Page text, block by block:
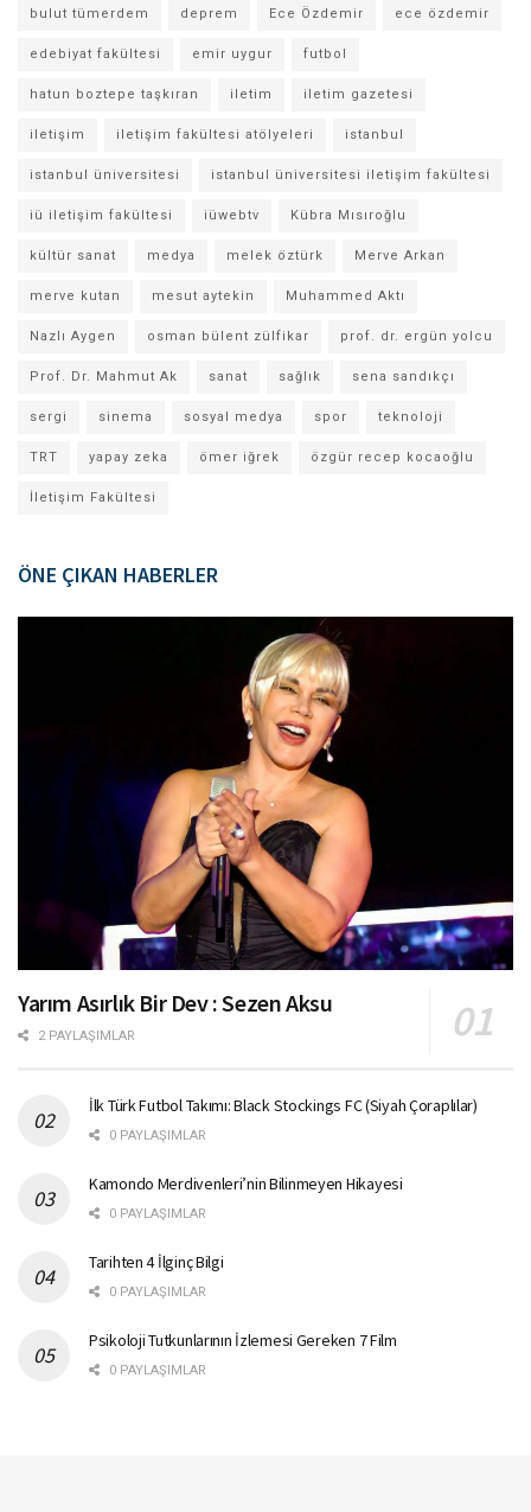
bulut tümerdem deprem Ece Özdemir ece özdemir
edebiyat fakültesi emir uygur futbol
hatun boztepe taşkıran iletim iletim gazetesi
iletişim iletişim fakültesi atölyeleri istanbul
istanbul üniversitesi istanbul üniversitesi iletişim fakültesi
iü iletişim fakültesi iüwebtv Kübra Mısıroğlu
kültür sanat medya melek öztürk Merve Arkan
merve kutan mesut aytekin Muhammed Aktı
Nazlı Aygen osman bülent zülfikar prof. dr. ergün yolcu
Prof. Dr. Mahmut Ak sanat sağlık sena sandıkçı
sergi sinema sosyal medya spor teknoloji
TRT yapay zeka ömer iğrek özgür recep kocaoğlu
İletişim Fakültesi
ÖNE ÇIKAN HABERLER
Yarım Asırlık Bir Dev : Sezen Aksu
2 PAYLAŞIMLAR
İlk Türk Futbol Takımı: Black Stockings FC (Siyah Çoraplılar)
0 PAYLAŞIMLAR
Kamondo Merdivenleri’nin Bilinmeyen Hikayesi
0 PAYLAŞIMLAR
Tarihten 4 İlginç Bilgi
0 PAYLAŞIMLAR
Psikoloji Tutkunlarının İzlemesi Gereken 7 Film
0 PAYLAŞIMLAR